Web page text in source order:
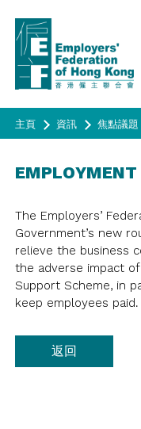
關於我們
主席歡迎辭
諮議會, 理事會
委員會/專責小
聯會代表
歷史
服務範疇
政策倡議
廣告宣傳
活動
最新活動
昔日活動
合辦活動/ 其他
會員
成為會員
會員名錄
資訊
季刊 《
會員通告
會員通訊
問卷調查
問卷調查
問卷調查報告
成為會員
登入
主頁 資訊 焦點議題
EMPLOYMENT
The Employers’
Government’s new
relieve the business
the adverse impact of
Support Scheme, in
keep employees paid.
返回